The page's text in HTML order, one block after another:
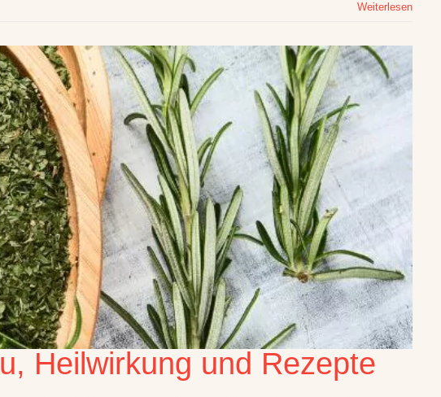
Weiterlesen
Heilwirkung und Rezepte